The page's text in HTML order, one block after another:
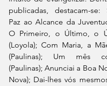
publicadas, destacam-
Paz ao Alcance da
O Primeiro, o Último, o
(Loyola); Com Maria, a
(Paulinas); Um mês
(Paulinas); Anunciai a Boa
Nova); Dai-lhes vós